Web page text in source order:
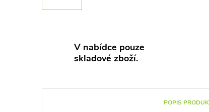
V nabídce pouze
skladové zboží.
POPIS